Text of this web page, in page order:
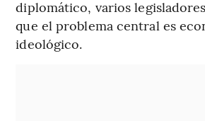
diplomático, varios
que el problema central es
ideológico.